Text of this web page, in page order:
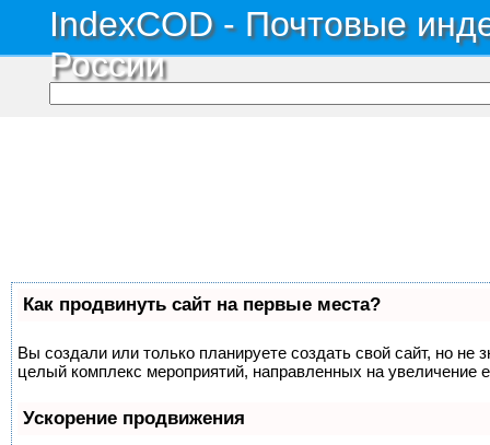
IndexCOD - Почтовые
России
Как продвинуть сайт на первые места?
Вы создали или только планируете создать свой сайт, но не
целый комплекс мероприятий, направленных на увеличение
Ускорение продвижения